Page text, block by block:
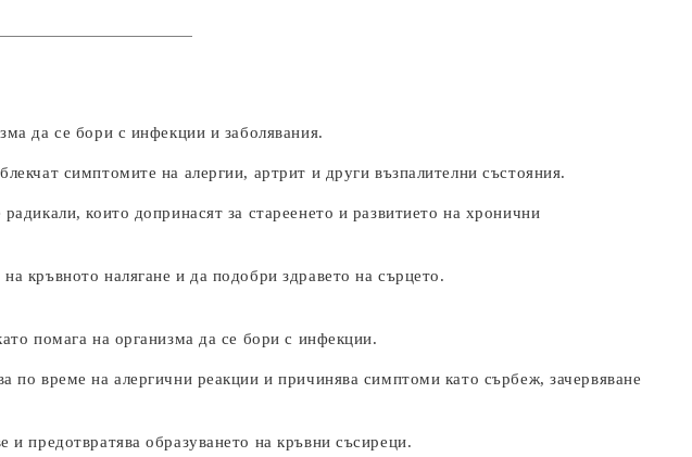
да се бори с инфекции и заболявания.
симптомите на алергии, артрит и други възпалителни състояния.
които допринасят за стареенето и развитието на хронични
кръвното налягане и да подобри здравето на сърцето.
помага на организма да се бори с инфекции.
по време на алергични реакции и причинява симптоми като сърбеж, зачервяване
и предотвратява образуването на кръвни съсиреци.